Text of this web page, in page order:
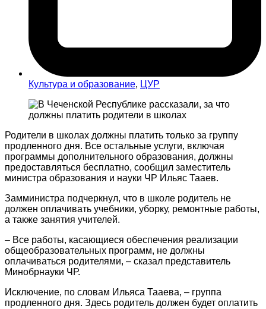
Культура и образование, ЦУР
Родители в школах должны платить только за группу
продленного дня. Все остальные услуги, включая
программы дополнительного образования, должны
предоставляться бесплатно, сообщил заместитель
министра образования и науки ЧР Ильяс Тааев.
Замминистра подчеркнул, что в школе родитель не
должен оплачивать учебники, уборку, ремонтные работы,
а также занятия учителей.
– Все работы, касающиеся обеспечения реализации
общеобразовательных программ, не должны
оплачиваться родителями, – сказал представитель
Минобрнауки ЧР.
Исключение, по словам Ильяса Тааева, – группа
продленного дня. Здесь родитель должен будет оплатить